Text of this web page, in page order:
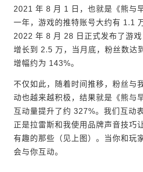
2021 年 8 月 1 日，也就是《熊与
一年，游戏的推特账号大约有 1.1
2022 年 8 月 28 日正式发布了游
增长到 2.5 万，当月底，粉丝数达
增幅约为 143%。
不仅如此，随着时间推移，粉丝与
动也越来越积极，结果就是《熊与
互动量提升了约 327%。我们互动
正是拉雷斯和我使用品牌声音技巧
有趣的那些（见上图）。当你和玩
会与你互动。